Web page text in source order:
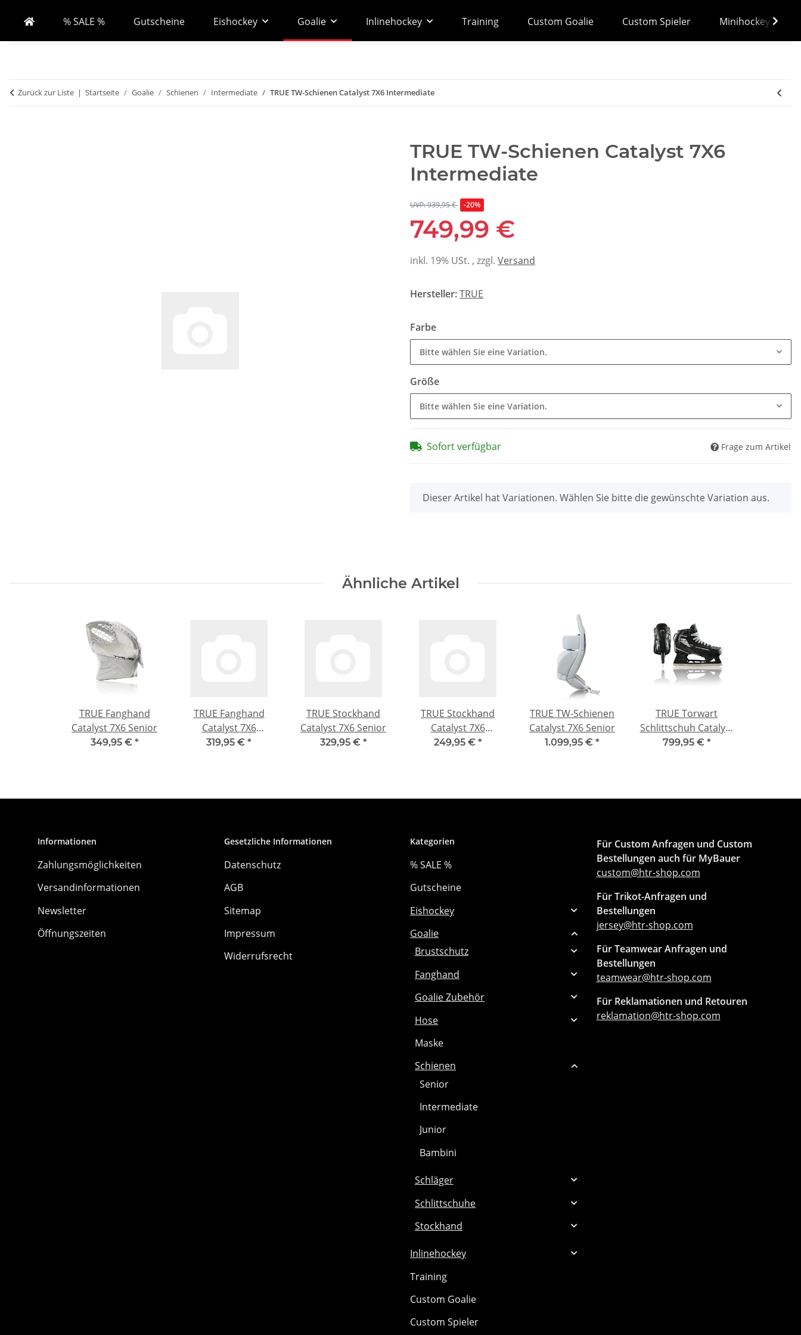
% SALE % Gutscheine Eishockey Goalie Inlinehockey Training Custom Goalie Custom Spieler Minihockey
Zurück zur Liste Startseite Goalie Schienen Intermediate TRUE TW-Schienen Catalyst 7X6 Intermediate
TRUE TW-Schienen Catalyst 7X6
Intermediate
UVP: 939,95 € -20%
749,99 €
inkl. 19% USt. , zzgl. Versand
Hersteller:TRUE
Farbe
Bitte wählen Sie eine Variation.
Größe
Bitte wählen Sie eine Variation.
Sofort verfügbar Frage zum Artikel
x
Dieser Artikel hat Variationen. Wählen Sie bitte die gewünschte Variation aus.
Ähnliche Artikel
TRUE Fanghand
Catalyst 7X6 Senior
349,95 € *
TRUE Fanghand
Catalyst 7X6
Intermediate
319,95 € *
TRUE Stockhand
Catalyst 7X6 Senior
329,95 € *
TRUE Stockhand
Catalyst 7X6
Intermediate
249,95 € *
TRUE TW-Schienen
Catalyst 7X6 Senior
1.099,95 € *
TRUE Torwart
Schlittschuh Catalyst
7X6 Sr.
799,95 € *
Informationen
Zahlungsmöglichkeiten
Versandinformationen
Newsletter
Öffnungszeiten
Gesetzliche Informationen
Datenschutz
AGB
Sitemap
Impressum
Widerrufsrecht
Kategorien
% SALE %
Gutscheine
Eishockey
Goalie
Brustschutz
Fanghand
Goalie Zubehör
Hose
Maske
Schienen
Senior
Intermediate
Junior
Bambini
Schläger
Schlittschuhe
Stockhand
Inlinehockey
Training
Custom Goalie
Custom Spieler
Für Custom Anfragen und Custom
Bestellungen auch für MyBauer
custom@htr-shop.com
Für Trikot-Anfragen und
Bestellungen
jersey@htr-shop.com
Für Teamwear Anfragen und
Bestellungen
teamwear@htr-shop.com
Für Reklamationen und Retouren
reklamation@htr-shop.com